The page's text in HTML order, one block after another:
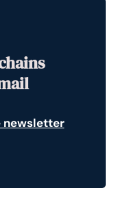
newsletter